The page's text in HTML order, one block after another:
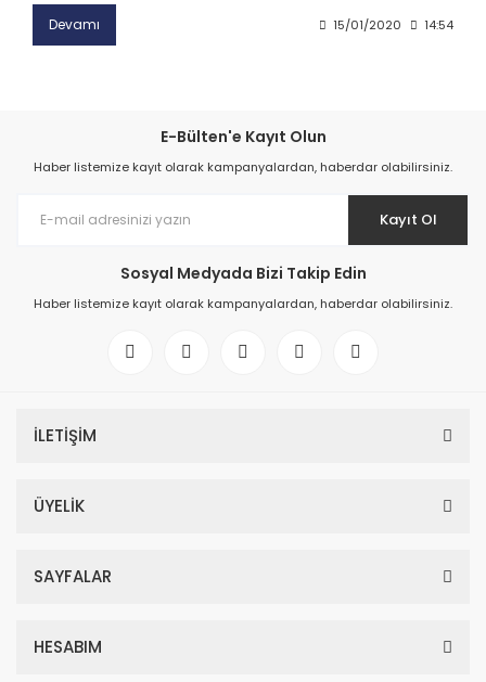
Devamı 15/01/2020 14:54
E-Bülten'e Kayıt Olun
Haber listemize kayıt olarak kampanyalardan, haberdar olabilirsiniz.
Kayıt Ol
Sosyal Medyada Bizi Takip Edin
Haber listemize kayıt olarak kampanyalardan, haberdar olabilirsiniz.
İLETİŞİM
ÜYELİK
SAYFALAR
HESABIM